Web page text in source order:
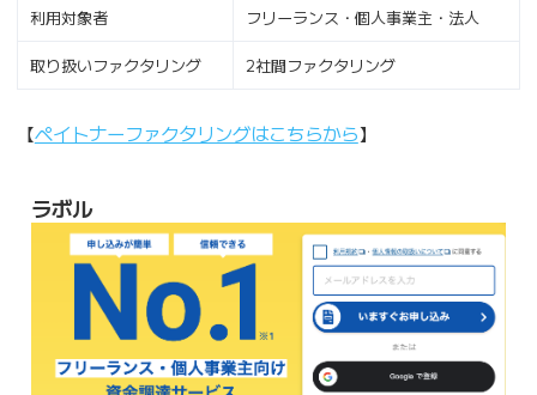
利用対象者 フリーランス・個人事業主・法人
取り扱いファクタリング 2社間ファクタリング
【ペイトナーファクタリングはこちらから】
ラボル